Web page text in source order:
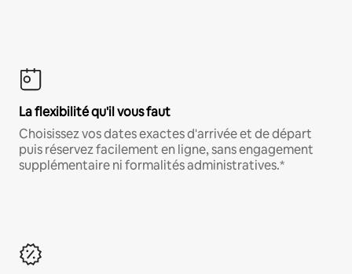
La flexibilité qu'il vous faut
Choisissez vos dates exactes d'arrivée et de départ
puis réservez facilement en ligne, sans engagement
supplémentaire ni formalités administratives.*